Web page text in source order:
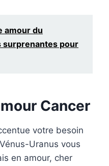
amour du
surprenantes pour
Cancer
votre besoin
Uranus vous
en amour, cher